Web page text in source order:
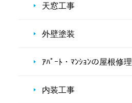
天窓工事
外壁塗装
ｱﾊﾟｰﾄ・ﾏﾝｼｮﾝの屋根修理
内装工事